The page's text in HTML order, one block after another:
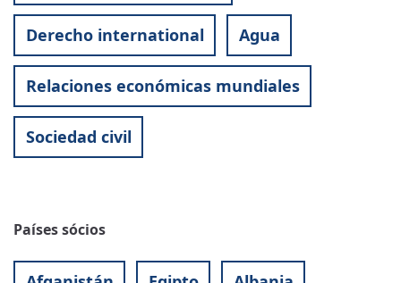
Derecho international Agua
Relaciones económicas mundiales
Sociedad civil
Países sócios